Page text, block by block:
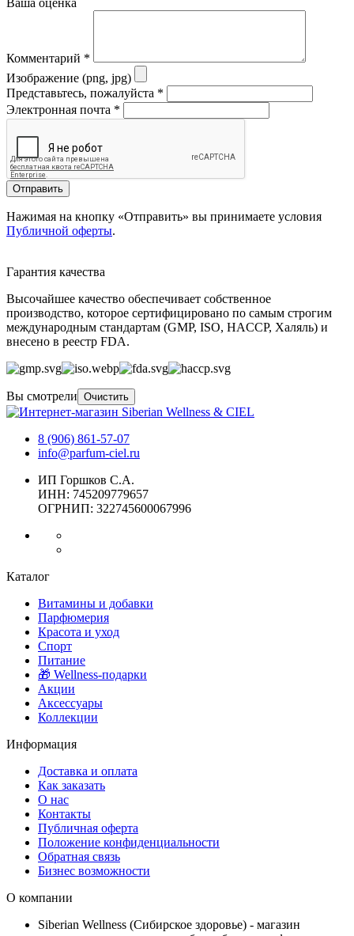
Ваша оценка
Комментарий *
Изображение (png, jpg)
Представьтесь, пожалуйста *
Электронная почта *
Отправить
Нажимая на кнопку «Отправить» вы принимаете условия
Публичной оферты.
Гарантия качества
Высочайшее качество обеспечивает собственное
производство, которое сертифицировано по самым строгим
международным стандартам (GMP, ISO, HACCP, Халяль) и
внесено в реестр FDA.
Вы смотрели Очистить
8 (906) 861-57-07
info@parfum-ciel.ru
ИП Горшков С.А.
ИНН: 745209779657
ОГРНИП: 322745600067996
Каталог
Витамины и добавки
Парфюмерия
Красота и уход
Спорт
Питание
🎁 Wellness-подарки
Акции
Аксессуары
Коллекции
Информация
Доставка и оплата
Как заказать
О нас
Контакты
Публичная оферта
Положение конфиденциальности
Обратная связь
Бизнес возможности
О компании
Siberian Wellness (Сибирское здоровье) - магазин